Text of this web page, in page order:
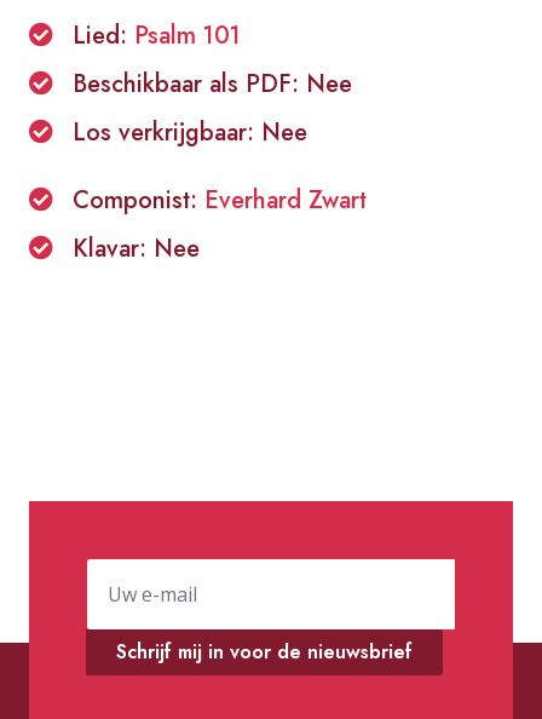
Lied: Psalm 101
Beschikbaar als PDF: Nee
Los verkrijgbaar: Nee
Componist: Everhard Zwart
Klavar: Nee
Schrijf mij in voor de nieuwsbrief